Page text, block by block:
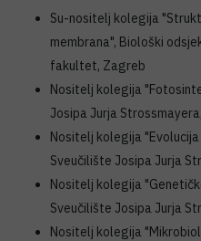
Su-nositelj kolegija
membrana", Biološki
fakultet, Zagreb
Nositelj kolegija
Josipa Jurja
Nositelj kolegija
Sveučilište Josipa Jurja
Nositelj kolegija
Sveučilište Josipa Jurja
Nositelj kolegija